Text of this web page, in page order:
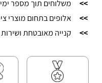
>>
משלוחים תוך מספר
>>
אלופים בתחום מוצרי
>>
קנייה מאובטחת